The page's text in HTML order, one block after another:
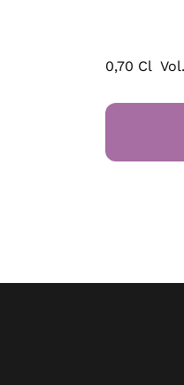
0,70 Cl